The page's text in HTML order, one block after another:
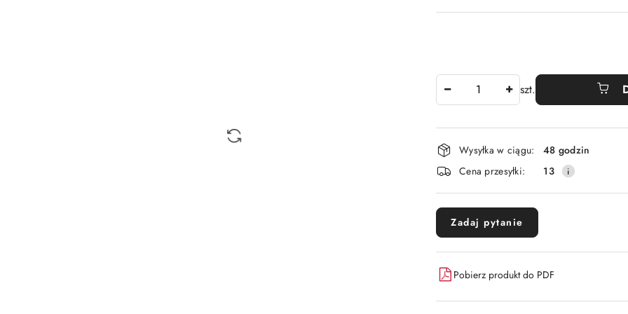
szt.
Dostępność
i
dostawa
Wysyłka w ciągu:
48 godzin
Cena przesyłki:
13
Zadaj pytanie
Pobierz produkt do PDF